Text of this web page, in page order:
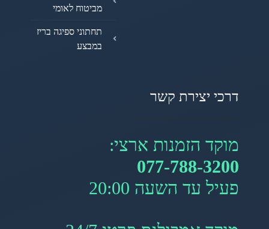
מביטוח לאומי
תחתוני ספיגה בריז
במבצע
דרכי יצירת קשר
מוקד הזמנות ארצי:
077-788-3200
פעיל עד השעה 20:00